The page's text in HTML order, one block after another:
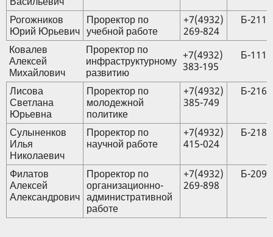
Рогожников
Юрий Юрьевич
Проректор по
учебной работе
+7(4932)
269-824
Б-211
Ковалев
Алексей
Михайлович
Проректор по
инфраструктурному
развитию
+7(4932)
383-195
Б-111
Лисова
Светлана
Юрьевна
Проректор по
молодежной
политике
+7(4932)
385-749
Б-216
Сулыненков
Илья
Николаевич
Проректор по
научной работе
+7(4932)
415-024
Б-218
Филатов
Алексей
Александрович
Проректор по
организационно-
административной
работе
+7(4932)
269-898
Б-209